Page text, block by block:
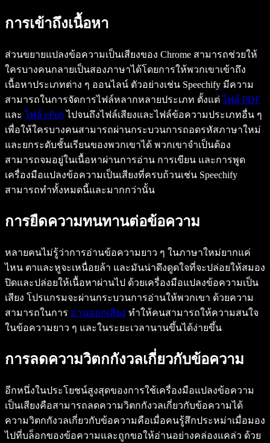
การเข้าถึงเนื้อหา
ส่วนขยายแปลงข้อความเป็นเสียงของ Chrome สามารถช่วยให้
ใครบางคนกลายเป็นสองภาษาได้โดยการให้พวกเขาเข้าถึง
เนื้อหาประเภทต่าง ๆ ออนไลน์ ตัวอย่างเช่น Speechify มีความ
สามารถในการจัดการไฟล์หลากหลายประเภท ตั้งแต่ไฟล์ PDF
และไฟล์ ePubไปจนถึงไฟล์เสียงและไฟล์ข้อความประเภทอื่น ๆ
เพื่อให้ใครบางคนสามารถผ่านกระบวนการถอดรหัสภาษาใหม่
และยกระดับชั้นเรียนของพวกเขาได้ พวกเขาจำเป็นต้อง
สามารถจมอยู่ในเนื้อหาผ่านการอ่าน การเขียน และการพูด
เครื่องมือแปลงข้อความเป็นเสียงที่ครบถ้วนเช่น Speechify
สามารถทำทั้งหมดนี้และมากกว่านั้น
การยืดความทนทานต่อข้อความ
หลายคนไม่รู้ว่าการอ่านข้อความยาว ๆ ในภาษาใหม่ยากแค่
ไหน ตาและหูจะเหนื่อยล้า และมันน่าดึงดูดใจที่จะปล่อยให้สมอง
ปิดและปล่อยให้เนื้อหาผ่านไป ด้วยเครื่องมือแปลงข้อความเป็น
เสียง โปรแกรมจะผ่านกระบวนการอ่านให้พวกเขา ด้วยความ
สามารถในการ อ่านออกเสียง ทำให้คนสามารถให้ความสนใจ
ในข้อความยาว ๆ และในระยะเวลานานขึ้นได้ง่ายขึ้น
การลดความวิตกกังวลเกี่ยวกับข้อความ
อีกหนึ่งในประโยชน์สูงสุดของการใช้เครื่องมือแปลงข้อความ
เป็นเสียงคือสามารถลดความวิตกกังวลเกี่ยวกับข้อความได้
ความวิตกกังวลเกี่ยวกับข้อความคือเมื่อคนรู้สึกประหม่าเมื่อมอง
ไปที่บล็อกของข้อความและถูกขอให้อ่านอย่างคล่องแคล่ว ด้วย